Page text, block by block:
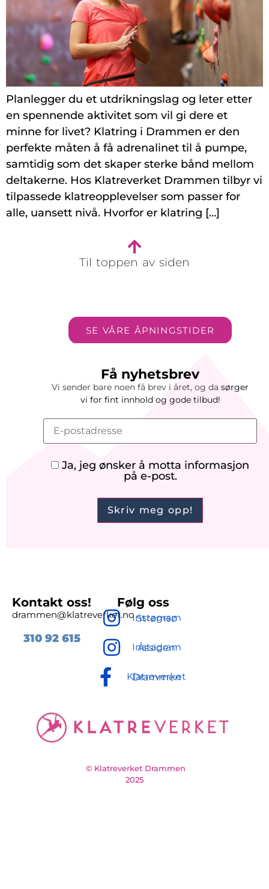
Planlegger du et utdrikningslag og leter etter
en spennende aktivitet som vil gi dere et
minne for livet? Klatring i Drammen er den
perfekte måten å få adrenalinet til å pumpe,
samtidig som det skaper sterke bånd mellom
deltakerne. Hos Klatreverket Drammen tilbyr vi
tilpassede klatreopplevelser som passer for
alle, uansett nivå. Hvorfor er klatring […]
Til toppen av siden
SE VÅRE ÅPNINGSTIDER
Få nyhetsbrev
Vi sender bare noen få brev i året, og da sørger
vi for fint innhold og gode tilbud!
Ja, jeg ønsker å motta informasjon
på e-post.
Kontakt oss!
drammen@klatreverket.no
310 92615
Følg oss
Instagram Strømsø
Instagram Åssiden
Klatreverket Drammen
© Klatreverket Drammen
2025